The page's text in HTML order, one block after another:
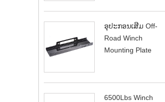
ອຸປະກອນເສີມ Off-
Road Winch
Mounting Plate
6500Lbs Winch